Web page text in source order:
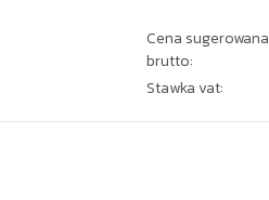
Cena sugerowana
brutto:
Stawka vat: